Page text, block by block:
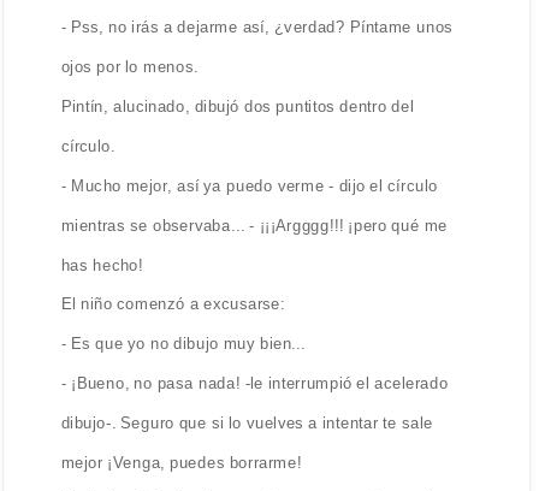
- Pss, no irás a dejarme así, ¿verdad? Píntame unos
ojos por lo menos.
Pintín, alucinado, dibujó dos puntitos dentro del
círculo.
- Mucho mejor, así ya puedo verme - dijo el círculo
mientras se observaba... - ¡¡¡Argggg!!! ¡pero qué me
has hecho!
El niño comenzó a excusarse:
- Es que yo no dibujo muy bien...
- ¡Bueno, no pasa nada! -le interrumpió el acelerado
dibujo-. Seguro que si lo vuelves a intentar te sale
mejor ¡Venga, puedes borrarme!